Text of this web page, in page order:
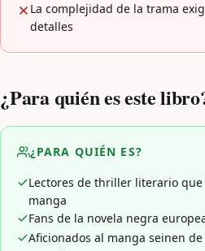
La complejidad de la trama
detalles
¿Para quién es este
¿PARA QUIÉN ES?
Lectores de thriller literario
manga
Fans de la novela negra
Aficionados al manga seinen